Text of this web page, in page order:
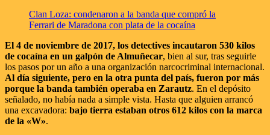
Clan Loza: condenaron a la banda que compró la
Ferrari de Maradona con plata de la cocaína
El 4 de noviembre de 2017, los detectives incautaron 530 kilos
de cocaína en un galpón de Almuñecar, bien al sur, tras seguirle
los pasos por un año a una organización narcocriminal internacional.
Al día siguiente, pero en la otra punta del país, fueron por más
porque la banda también operaba en Zarautz. En el depósito
señalado, no había nada a simple vista. Hasta que alguien arrancó
una excavadora: bajo tierra estaban otros 612 kilos con la marca
de la «W».